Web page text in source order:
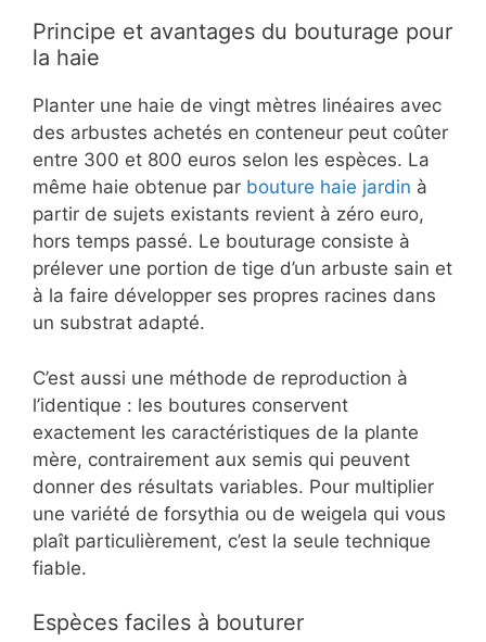
Principe et avantages du bouturage pour
la haie
Planter une haie de vingt mètres linéaires avec
des arbustes achetés en conteneur peut coûter
entre 300 et 800 euros selon les espèces. La
même haie obtenue par bouture haie jardin à
partir de sujets existants revient à zéro euro,
hors temps passé. Le bouturage consiste à
prélever une portion de tige d’un arbuste sain et
à la faire développer ses propres racines dans
un substrat adapté.
C’est aussi une méthode de reproduction à
l’identique : les boutures conservent
exactement les caractéristiques de la plante
mère, contrairement aux semis qui peuvent
donner des résultats variables. Pour multiplier
une variété de forsythia ou de weigela qui vous
plaît particulièrement, c’est la seule technique
fiable.
Espèces faciles à bouturer